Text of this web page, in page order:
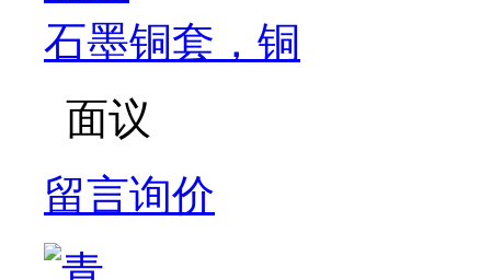
石墨铜套，铜
面议
留言询价